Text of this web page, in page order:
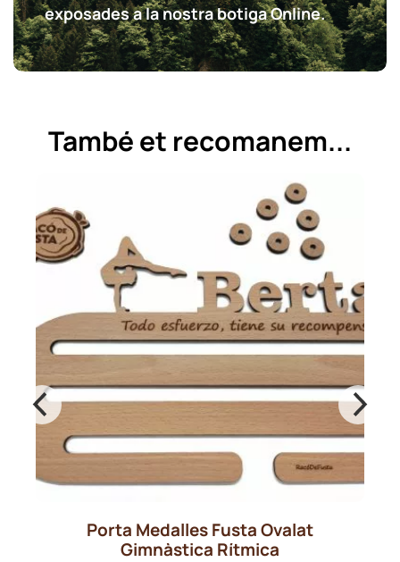
exposades a la nostra botiga Online.
També et recomanem...
Porta Medalles Fusta Ovalat
Gimnàstica Rítmica